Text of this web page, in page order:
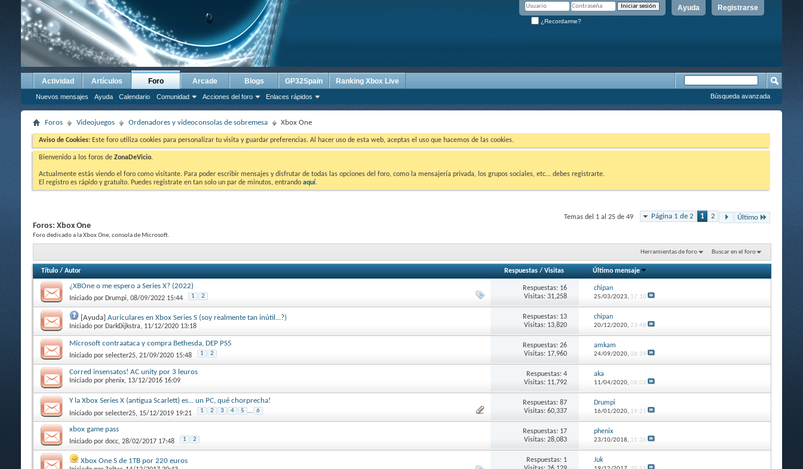
Registrarse
Ayuda
¿Recordarme?
Actividad Artículos Foro
Nuevos mensajes Ayuda Calendario Comunidad Acciones del foro Enlaces rápidos
Arcade Blogs GP32Spain Ranking Xbox Live
Búsqueda avanzada
Foros Videojuegos Ordenadores y videoconsolas de sobremesa Xbox One
Aviso de Cookies: Este foro utiliza cookies para personalizar tu visita y guardar preferencias. Al hacer uso de esta web, aceptas el uso que hacemos de las cookies.
Bienvenido a los foros de ZonaDeVicio.
Actualmente estás viendo el foro como visitante. Para poder escribir mensajes y disfrutar de todas las opciones del foro, como la mensajería privada, los grupos sociales, etc... debes registrarte.
El registro es rápido y gratuíto. Puedes registrate en tan solo un par de minutos, entrando aquí.
Página 1 de 2 1 2 Último
Temas del 1 al 25 de 49
Foros: Xbox One
Foro dedicado a la Xbox One, consola de Microsoft.
Herramientas de foro Buscar en el foro
Título / Autor Respuestas /Visitas Último mensaje
¿XBOne o me espero a Series X? (2022)
Iniciado por Drumpi, 08/09/2022 15:44 1 2
Respuestas: 16
Visitas: 31,258
chipan
25/03/2023, 17:10
[Ayuda] Auriculares en Xbox Series S (soy realmente tan inútil...?)
Iniciado por DarkDijkstra, 11/12/2020 13:18
Respuestas: 13
Visitas: 13,820
chipan
20/12/2020, 23:48
Microsoft contraataca y compra Bethesda, DEP PS5
Iniciado por selecter25, 21/09/2020 15:48 1 2
Respuestas: 26
Visitas: 17,960
amkam
24/09/2020, 08:39
Corred insensatos! AC unity por 3 leuros
Iniciado por phenix, 13/12/2016 16:09
Respuestas: 4
Visitas: 11,792
aka
11/04/2020, 08:02
Y la Xbox Series X (antigua Scarlett) es... un PC, qué chorprecha!
Iniciado por selecter25, 15/12/2019 19:21 1 2 3 4 5 ... 6
Respuestas: 87
Visitas: 60,337
Drumpi
16/01/2020, 19:21
xbox game pass
Iniciado por docc, 28/02/2017 17:48 1 2
Respuestas: 17
Visitas: 28,083
phenix
23/10/2018, 11:35
Xbox One S de 1TB por 220 euros
Respuestas: 1
Juk